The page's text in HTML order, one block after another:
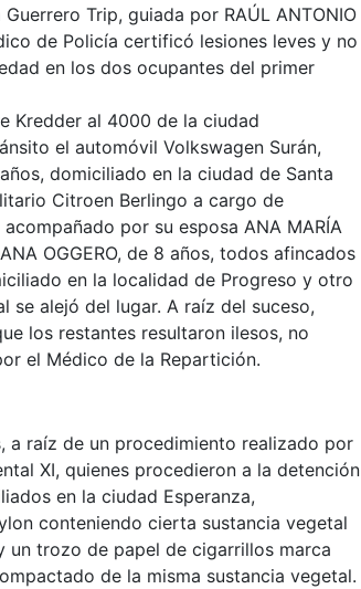
Trip, guiada por RAÚL ANTONIO
de Policía certificó lesiones leves y no
en los dos ocupantes del primer
Kredder al 4000 de la ciudad
el automóvil Volkswagen Surán,
domiciliado en la ciudad de Santa
Citroen Berlingo a cargo de
acompañado por su esposa ANA MARÍA
OGGERO, de 8 años, todos afincados
en la localidad de Progreso y otro
se alejó del lugar. A raíz del suceso,
los restantes resultaron ilesos, no
el Médico de la Repartición.
a raíz de un procedimiento realizado por
XI, quienes procedieron a la detención
en la ciudad Esperanza,
conteniendo cierta sustancia vegetal
un trozo de papel de cigarrillos marca
de la misma sustancia vegetal.